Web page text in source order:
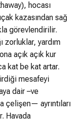
hocası
kazasından sağ
görevlendirilir.
zorluklar, yardım
açık açık kur
kat be kat artar.
mesafeyi
dair –ve
çelişen— ayrıntıları
Havada